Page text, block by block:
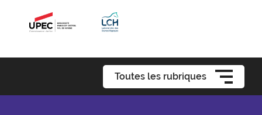
Toutes les rubriques